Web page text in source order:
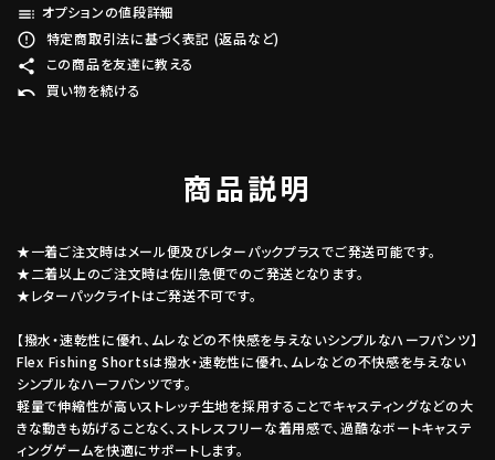
toc オプションの値段詳細
error_outline 特定商取引法に基づく表記 (返品など)
share この商品を友達に教える
undo 買い物を続ける
商品説明
★一着ご注文時はメール便及びレターパックプラスでご発送可能です。
★二着以上のご注文時は佐川急便でのご発送となります。
★レターパックライトはご発送不可です。
【撥水・速乾性に優れ、ムレなどの不快感を与えないシンプルなハーフパンツ】
Flex Fishing Shortsは撥水・速乾性に優れ、ムレなどの不快感を与えない
シンプルなハーフパンツです。
軽量で伸縮性が高いストレッチ生地を採用することでキャスティングなどの大
きな動きも妨げることなく、ストレスフリーな着用感で、過酷なボートキャステ
ィングゲームを快適にサポートします。